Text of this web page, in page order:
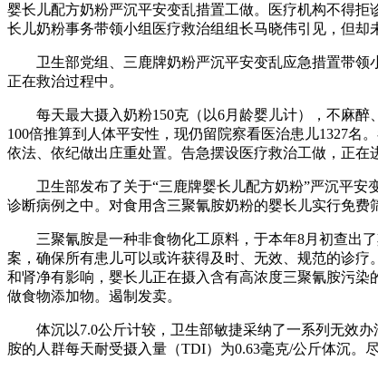
婴长儿配方奶粉严沉平安变乱措置工做。医疗机构不得
长儿奶粉事务带领小组医疗救治组组长马晓伟引见，但却
卫生部党组、三鹿牌奶粉严沉平安变乱应急措置带领小
正在救治过程中。
每天最大摄入奶粉150克（以6月龄婴儿计），不麻醉
100倍推算到人体平安性，现仍留院察看医治患儿1327
依法、依纪做出庄重处置。告急摆设医疗救治工做，正
卫生部发布了关于“三鹿牌婴长儿配方奶粉”严沉平安
诊断病例之中。对食用含三聚氰胺奶粉的婴长儿实行免费
三聚氰胺是一种非食物化工原料，于本年8月初查出了
案，确保所有患儿可以或许获得及时、无效、规范的诊
和肾净有影响，婴长儿正在摄入含有高浓度三聚氰胺污
做食物添加物。遏制发卖。
体沉以7.0公斤计较，卫生部敏捷采纳了一系列无效办
胺的人群每天耐受摄入量（TDI）为0.63毫克/公斤体沉。